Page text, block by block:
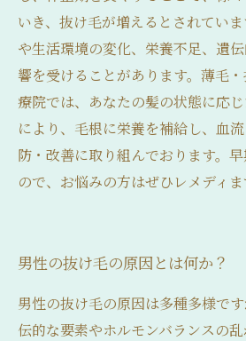
いき、抜け毛が増えるとされてい
や生活環境の変化、栄養不足、遺
響を受けることがあります。薄毛
療院では、あなたの髪の状態に応
により、毛根に栄養を補給し、血
防・改善に取り組んでおります。
ので、お悩みの方はぜひレメディま
男性の抜け毛の原因とは何か？
男性の抜け毛の原因は多種多様で
伝的な要素やホルモンバランスの